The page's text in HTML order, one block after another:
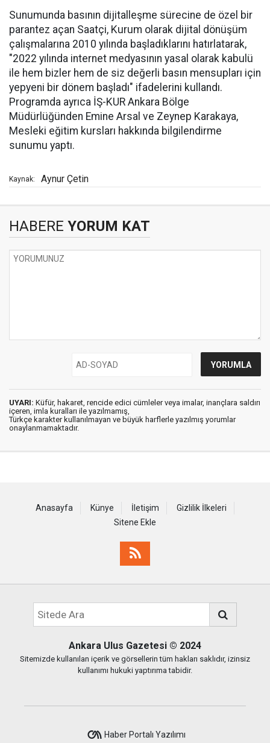
Sunumunda basının dijitalleşme sürecine de özel bir
parantez açan Saatçi, Kurum olarak dijital dönüşüm
çalışmalarına 2010 yılında başladıklarını hatırlatarak,
"2022 yılında internet medyasının yasal olarak kabulü
ile hem bizler hem de siz değerli basın mensupları için
yepyeni bir dönem başladı" ifadelerini kullandı.
Programda ayrıca İŞ-KUR Ankara Bölge
Müdürlüğünden Emine Arsal ve Zeynep Karakaya,
Mesleki eğitim kursları hakkında bilgilendirme
sunumu yaptı.
Kaynak: Aynur Çetin
HABERE YORUM KAT
UYARI: Küfür, hakaret, rencide edici cümleler veya imalar, inançlara saldırı
içeren, imla kuralları ile yazılmamış,
Türkçe karakter kullanılmayan ve büyük harflerle yazılmış yorumlar
onaylanmamaktadır.
Anasayfa Künye İletişim
Gizlilik İlkeleri
Sitene Ekle
Ankara Ulus Gazetesi © 2024
Sitemizde kullanılan içerik ve görsellerin tüm hakları saklıdır, izinsiz
kullanımı hukuki yaptırıma tabidir.
Haber Portalı Yazılımı